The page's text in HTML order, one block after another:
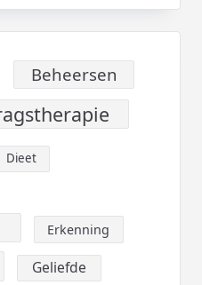
Beheersen
Dieet
Erkenning
Geliefde